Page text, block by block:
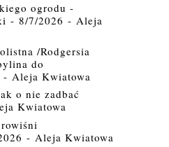
ogrodu -
- 8/7/2026 - Aleja
/Rodgersia
do
- Aleja Kwiatowa
o nie zadbać
Kwiatowa
- Aleja Kwiatowa